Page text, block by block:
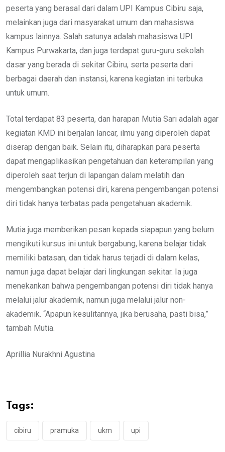
peserta yang berasal dari dalam UPI Kampus Cibiru saja,
melainkan juga dari masyarakat umum dan mahasiswa
kampus lainnya. Salah satunya adalah mahasiswa UPI
Kampus Purwakarta, dan juga terdapat guru-guru sekolah
dasar yang berada di sekitar Cibiru, serta peserta dari
berbagai daerah dan instansi, karena kegiatan ini terbuka
untuk umum.
Total terdapat 83 peserta, dan harapan Mutia Sari adalah agar
kegiatan KMD ini berjalan lancar, ilmu yang diperoleh dapat
diserap dengan baik. Selain itu, diharapkan para peserta
dapat mengaplikasikan pengetahuan dan keterampilan yang
diperoleh saat terjun di lapangan dalam melatih dan
mengembangkan potensi diri, karena pengembangan potensi
diri tidak hanya terbatas pada pengetahuan akademik.
Mutia juga memberikan pesan kepada siapapun yang belum
mengikuti kursus ini untuk bergabung, karena belajar tidak
memiliki batasan, dan tidak harus terjadi di dalam kelas,
namun juga dapat belajar dari lingkungan sekitar. Ia juga
menekankan bahwa pengembangan potensi diri tidak hanya
melalui jalur akademik, namun juga melalui jalur non-
akademik. “Apapun kesulitannya, jika berusaha, pasti bisa,”
tambah Mutia.
Aprillia Nurakhni Agustina
Tags:
cibiru pramuka ukm upi